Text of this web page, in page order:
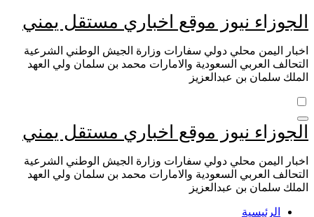
التجاوز
إلى
المحتوى
الجوزاء نيوز موقع اخباري مستقل يمني
اخبار اليمن محلي دولي سفارات وزارة الجيش الوطني الشرعية
التحالف العربي السعودية والامارات محمد بن سلمان ولي العهد
الملك سلمان بن عبدالعزيز
الجوزاء نيوز موقع اخباري مستقل يمني
اخبار اليمن محلي دولي سفارات وزارة الجيش الوطني الشرعية
التحالف العربي السعودية والامارات محمد بن سلمان ولي العهد
الملك سلمان بن عبدالعزيز
الرئيسية